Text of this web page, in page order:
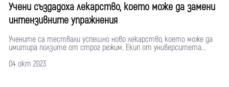
Учени създадоха лекарство, което може да замени
интензивните упражнения
Учените са тествали успешно ново лекарство, което може да
имитира ползите от строг режим. Екип от университета...
04 окт 2023